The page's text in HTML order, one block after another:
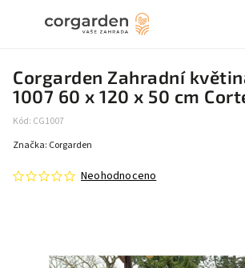
Corgarden Zahradní
1007 60 x 120 x 50 cm
Kód: CG1007
Neohodnoceno
Značka: Corgarden